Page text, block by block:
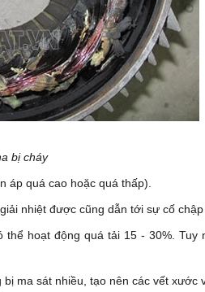
bị cháy
áp quá cao hoặc quá thấp).
nhiệt được cũng dẫn tới sự cố chập
hoạt động quá tải 15 - 30%. Tuy
ma sát nhiều, tạo nên các vết xước